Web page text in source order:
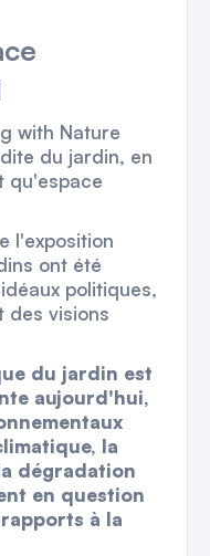
with Nature
du jardin, en
qu'espace
l'exposition
ont été
politiques,
des visions
du jardin est
aujourd'hui,
la
dégradation
en question
à la